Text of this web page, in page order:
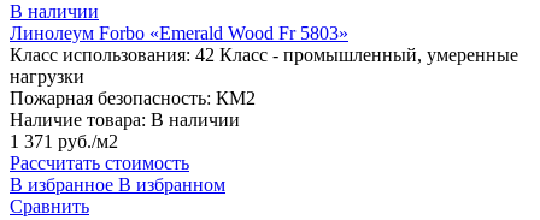
В наличии
Линолеум Forbo «Emerald Wood Fr 5803»
Класс использования: 42 Класс - промышленный, умеренные
нагрузки
Пожарная безопасность: КМ2
Наличие товара: В наличии
1 371 руб./м2
Рассчитать стоимость
В избранное В избранном
Сравнить